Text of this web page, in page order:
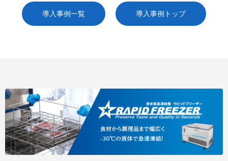
導入事例一覧 導入事例トップ